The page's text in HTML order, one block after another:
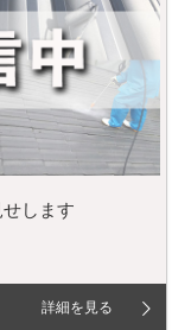
します
詳細を見る